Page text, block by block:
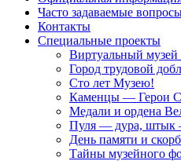
Часто задаваемые
Контакты
Специальные проекты
Виртуальный
Город трудовой
Сто лет Музею!
Каменцы — Герои
Медали и ордена
Пуля — дура, штык
День памяти и
Тайны музейного